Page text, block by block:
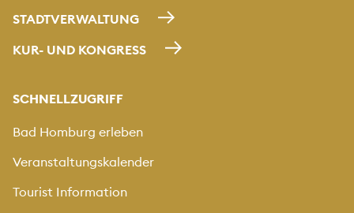
STADTVERWALTUNG
KUR- UND KONGRESS
SCHNELLZUGRIFF
Bad Homburg erleben
Veranstaltungskalender
Tourist Information